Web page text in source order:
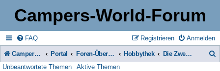
Campers-World-Forum
FAQ Anmelden
Registrieren
Campers-World-Forum Portal Foren-Übersicht Hobbythek Die Zweirad-Ecke
Unbeantwortete Themen Aktive Themen